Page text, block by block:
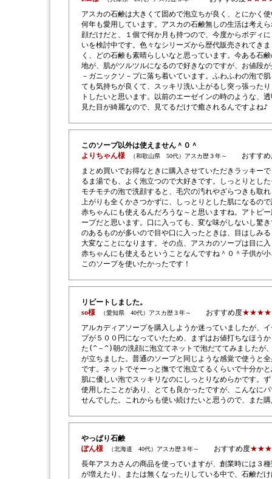
アスカの石鹸は大きくて固めで泡立ちが良く、とにかく
何年も愛用しています。アスカの石鹸無しの生活は考え
顔だけだと、１個で何か月も持つので、今度からボディ
いを検討中です。色々なシリーズから歴代販売されてき
く、どの石鹸も素晴らしいなと思っています。今ある石
地が、肌がツルツルになるので好きなのですが、お値段
－ガニックソ－プに落ち着いています。ふわふわの泡で
ても気持ちが良くて、スッキリ洗い上がるし突っ張った
トしたいと思います。以前のエーゼインの時のような、
見た目が綺麗なので、見てるだけで癒されるんですよね♪
このソープ以外は使えません＾０＾
よりちゃん様
（和歌山県 50代）アスカ歴３年～
おすすめ
まとめ買いでお得なときに購入させていただきラッキー
るま湯でも、よく泡立つので大好きです。しっとりとし
モチモチの泡で洗顔すると、毛穴の汚れやざらつきも取
上がりも全くかさつかずに、しっとりとした肌になるの
赤ちゃんにも使えるんだろうな～と思いますね。アトピ
ープだと思います。口に入っても、変な味がしないし驚
のあるものが多いので目や口に入ったときは、目はしみ
大変なことになります。その点、アスカのソープは目に
赤ちゃんにも使えるということなんですね＾０＾子供が
このソープを使いたかったです！
リピートしました。
so様
（愛知県 40代）アスカ歴３年～ おすすめ度
アルカディアソープを購入しようか迷っていましたが、
プが５００円になっていたため、まずはお値打ちなほう
た(^－^)朝の洗顔に泡立てネットで泡だててみましたが
が立ちました。普通のソープと同じような感覚で使うと
です。ネットでそーっと撫でて泡立てるくらいで十分か
肌に優しい泡でスッキリなのにしっとりなめらかです。
使用したことがあり、とても良かったですが、こんなに
せんでした。これからも使い続けたいと思うので、また
やっぱり石鹸
ぽん様
（北海道 40代）アスカ歴３年～ おすすめ度
長年アスカさんの商品を使っていますが、創業時には３
が増えたり、または無くなったりしている中で、石鹸だ